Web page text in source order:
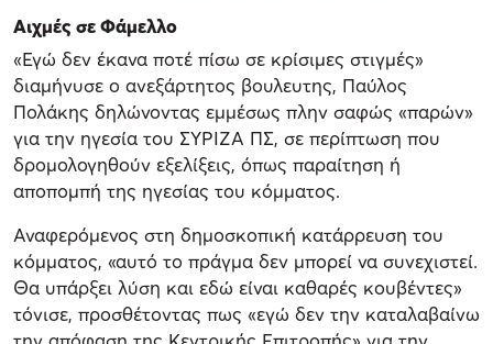
Αιχμές σε Φάμελλο
«Εγώ δεν έκανα ποτέ πίσω σε κρίσιμες στιγμές»
διαμήνυσε ο ανεξάρτητος βουλευτης, Παύλος
Πολάκης δηλώνοντας εμμέσως πλην σαφώς «παρών»
για την ηγεσία του ΣΥΡΙΖΑ ΠΣ, σε περίπτωση που
δρομολογηθούν εξελίξεις, όπως παραίτηση ή
αποπομπή της ηγεσίας του κόμματος.
Αναφερόμενος στη δημοσκοπική κατάρρευση του
κόμματος, «αυτό το πράγμα δεν μπορεί να συνεχιστεί.
Θα υπάρξει λύση και εδώ είναι καθαρές κουβέντες»
τόνισε, προσθέτοντας πως «εγώ δεν την καταλαβαίνω